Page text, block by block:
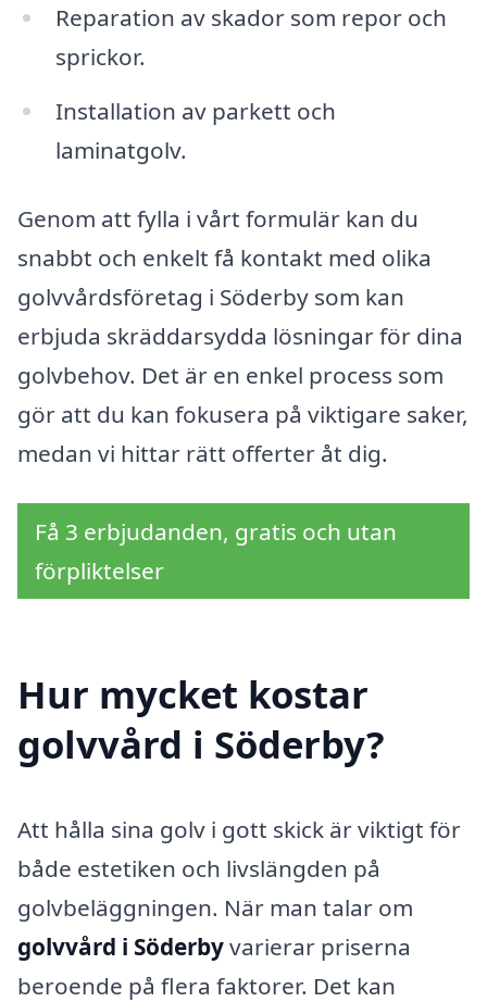
Reparation av skador som repor och
sprickor.
Installation av parkett och
laminatgolv.
Genom att fylla i vårt formulär kan du
snabbt och enkelt få kontakt med olika
golvvårdsföretag i Söderby som kan
erbjuda skräddarsydda lösningar för dina
golvbehov. Det är en enkel process som
gör att du kan fokusera på viktigare saker,
medan vi hittar rätt offerter åt dig.
Få 3 erbjudanden, gratis och utan
förpliktelser
Hur mycket kostar
golvvård i Söderby?
Att hålla sina golv i gott skick är viktigt för
både estetiken och livslängden på
golvbeläggningen. När man talar om
golvvård i Söderbyvarierar priserna
beroende på flera faktorer. Det kan